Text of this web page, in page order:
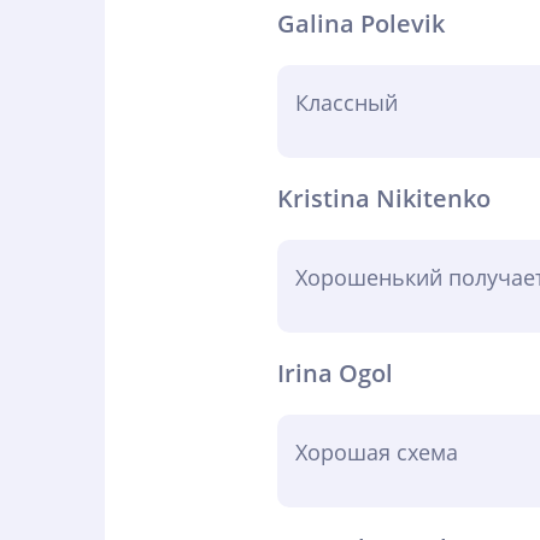
Galina Polevik
Классный
Kristina Nikitenko
Хорошенький
Irina Ogol
Хорошая схема